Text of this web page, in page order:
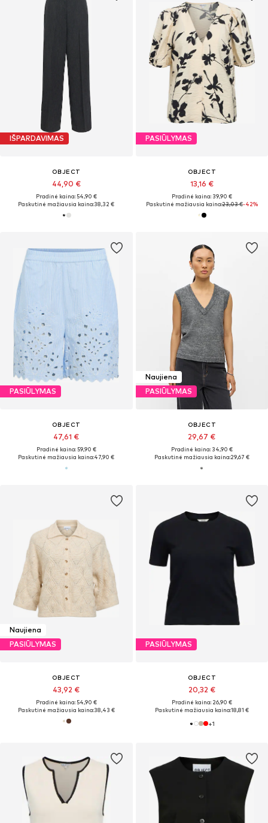
IŠPARDAVIMAS
OBJECT
44,90 €
Pradinė kaina: 54,90 €
Paskutinė mažiausia kaina:38,32 €
PASIŪLYMAS
OBJECT
13,16 €
Pradinė kaina: 39,90 €
Paskutinė mažiausia kaina:23,03 €-42%
PASIŪLYMAS
OBJECT
47,61 €
Pradinė kaina: 59,90 €
Paskutinė mažiausia kaina:47,90 €
Naujiena
PASIŪLYMAS
OBJECT
29,67 €
Pradinė kaina: 34,90 €
Paskutinė mažiausia kaina:29,67 €
Naujiena
PASIŪLYMAS
OBJECT
43,92 €
Pradinė kaina: 54,90 €
Paskutinė mažiausia kaina:38,43 €
PASIŪLYMAS
OBJECT
20,32 €
Pradinė kaina: 26,90 €
Paskutinė mažiausia kaina:18,81 €
+1